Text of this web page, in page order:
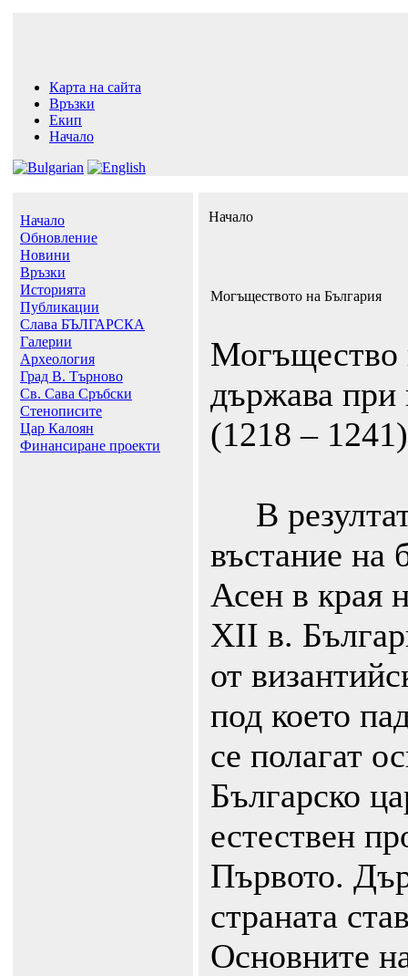
Карта на сайта
Връзки
Екип
Начало
Начало
Обновление
Новини
Връзки
Историята
Публикации
Слава БЪЛГАРСКА
Галерии
Археология
Град В. Търново
Св. Сава Сръбски
Стенописите
Цар Калоян
Финансиране проекти
Начало
Могъществото на България
Могъщество
държава при
(1218 – 1241)
В
въстание на
Асен в края
ХII в.
от
под което
се полагат
Българско
естествен
Първото.
страната
Основните